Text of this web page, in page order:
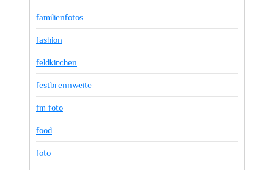
familienfotos
fashion
feldkirchen
festbrennweite
fm foto
food
foto